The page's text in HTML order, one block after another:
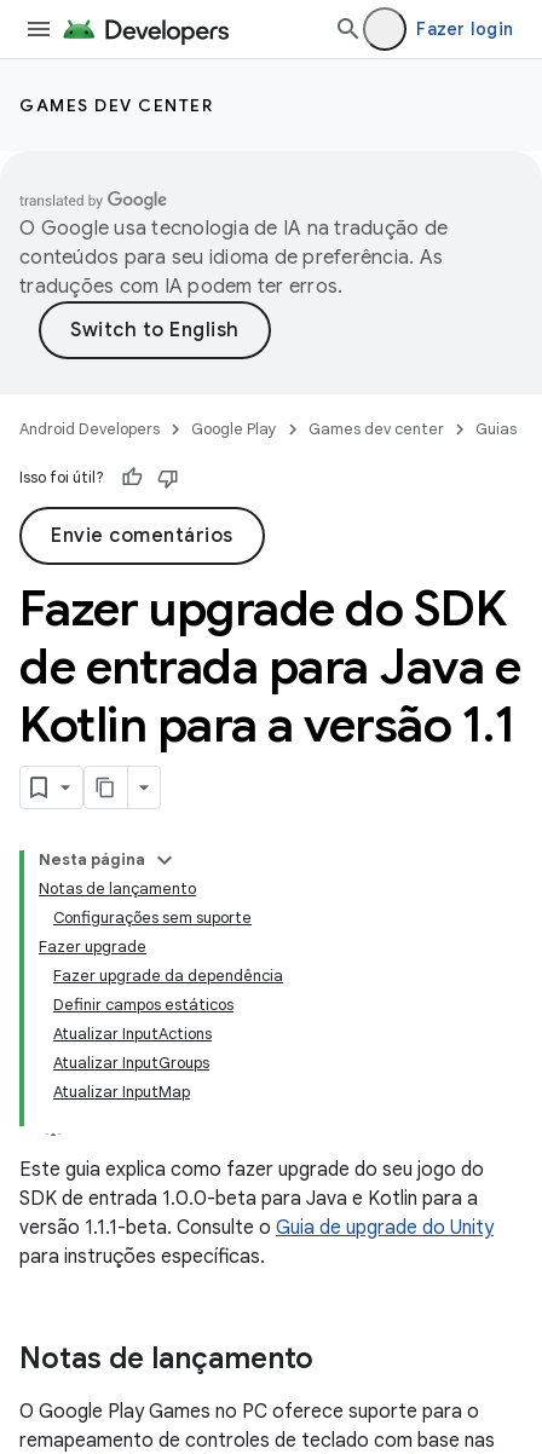
Fazer login
GAMES DEV CENTER
O Google usa tecnologia de IA na tradução de
conteúdos para seu idioma de preferência. As
traduções com IA podem ter erros.
Android Developers Google Play Games dev center Guias
Isso foi útil?
Envie comentários
Fazer upgrade do SDK
de entrada para Java e
Kotlin para a versão 1.1
Nesta página
Notas de lançamento
Configurações sem suporte
Fazer upgrade
Fazer upgrade da dependência
Definir campos estáticos
Atualizar InputActions
Atualizar InputGroups
Atualizar InputMap
Este guia explica como fazer upgrade do seu jogo do
SDK de entrada 1.0.0-beta para Java e Kotlin para a
versão 1.1.1-beta. Consulte o Guia de upgrade do Unity
para instruções específicas.
Notas de lançamento
O Google Play Games no PC oferece suporte para o
remapeamento de controles de teclado com base nas